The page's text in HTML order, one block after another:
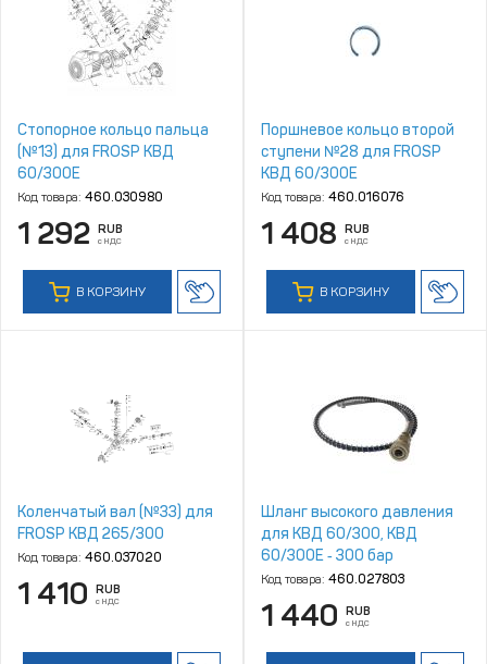
Стопорное кольцо пальца
(№13) для FROSP КВД
60/300Е
Код товара: 460.030980
1 292 RUB
с НДС
В КОРЗИНУ
Поршневое кольцо второй
ступени №28 для FROSP
КВД 60/300E
Код товара: 460.016076
1 408 RUB
с НДС
В КОРЗИНУ
Коленчатый вал (№33) для
FROSP КВД 265/300
Код товара: 460.037020
1 410 RUB
с НДС
Шланг высокого давления
для КВД 60/300, КВД
60/300Е ‑ 300 бар
Код товара: 460.027803
1 440 RUB
с НДС